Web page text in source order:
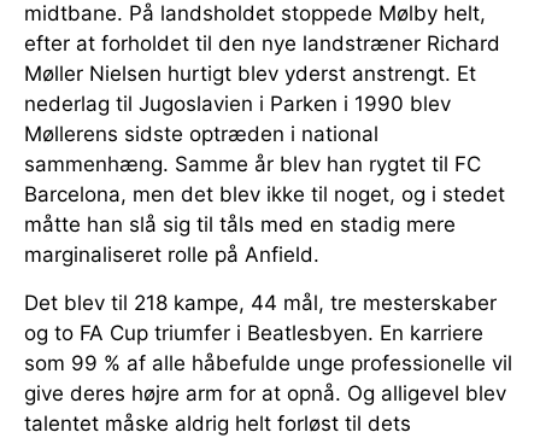
midtbane. På landsholdet stoppede Mølby helt,
efter at forholdet til den nye landstræner Richard
Møller Nielsen hurtigt blev yderst anstrengt. Et
nederlag til Jugoslavien i Parken i 1990 blev
Møllerens sidste optræden i national
sammenhæng. Samme år blev han rygtet til FC
Barcelona, men det blev ikke til noget, og i stedet
måtte han slå sig til tåls med en stadig mere
marginaliseret rolle på Anfield.
Det blev til 218 kampe, 44 mål, tre mesterskaber
og to FA Cup triumfer i Beatlesbyen. En karriere
som 99 % af alle håbefulde unge professionelle vil
give deres højre arm for at opnå. Og alligevel blev
talentet måske aldrig helt forløst til dets